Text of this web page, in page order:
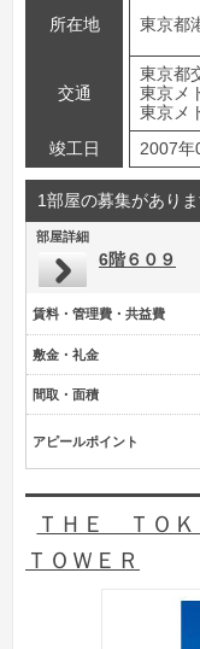
所在地 東京都
交通
東京都
東京メ
東京メ
竣工日
2007年
1部屋の募集があり
部屋詳細
6階６０９
賃料・管理費・共益費
敷金・礼金
間取・面積
アピールポイント
ＴＨＥ ＴＯ
ＴＯＷＥＲ